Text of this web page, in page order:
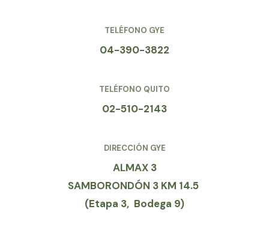
TELÉFONO GYE
04-390-3822
TELÉFONO QUITO
02-510-2143
DIRECCIÓN GYE
ALMAX 3
SAMBORONDÓN 3 KM 14.5
(Etapa 3, Bodega 9)